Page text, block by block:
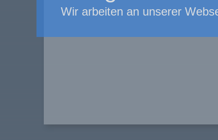
Wir arbeiten an unserer